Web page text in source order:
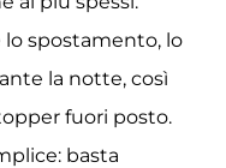
spostamento, lo
la notte, così
fuori posto.
basta